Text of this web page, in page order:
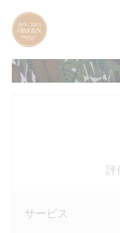
クッキー利用の管理
評
サービス